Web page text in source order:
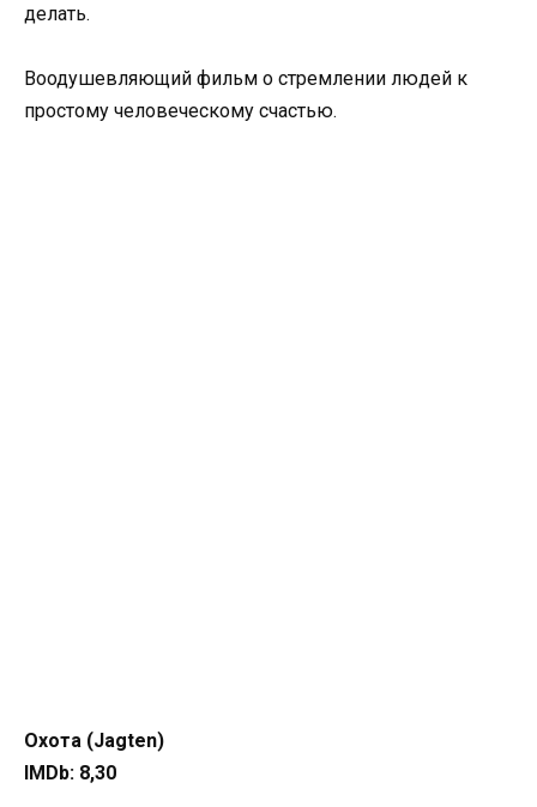
делать.
Воодушевляющий фильм о стремлении людей к
простому человеческому счастью.
Охота (Jagten)
IMDb: 8,30